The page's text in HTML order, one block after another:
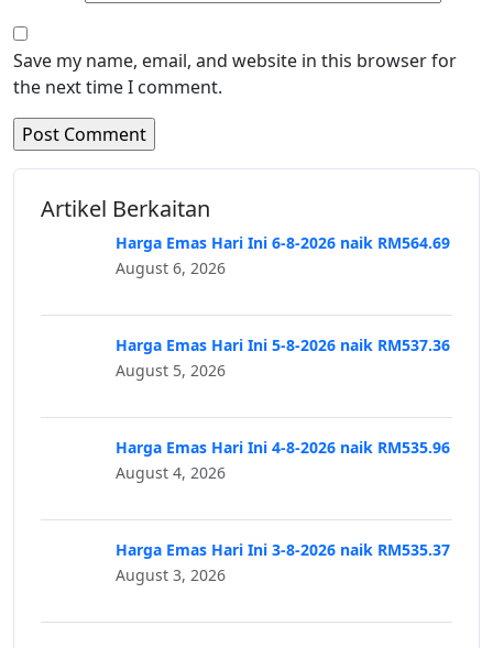
Save my name, email, and website in this browser for
the next time I comment.
Artikel Berkaitan
Harga Emas Hari Ini 6-8-2026 naik RM564.69
August 6, 2026
Harga Emas Hari Ini 5-8-2026 naik RM537.36
August 5, 2026
Harga Emas Hari Ini 4-8-2026 naik RM535.96
August 4, 2026
Harga Emas Hari Ini 3-8-2026 naik RM535.37
August 3, 2026